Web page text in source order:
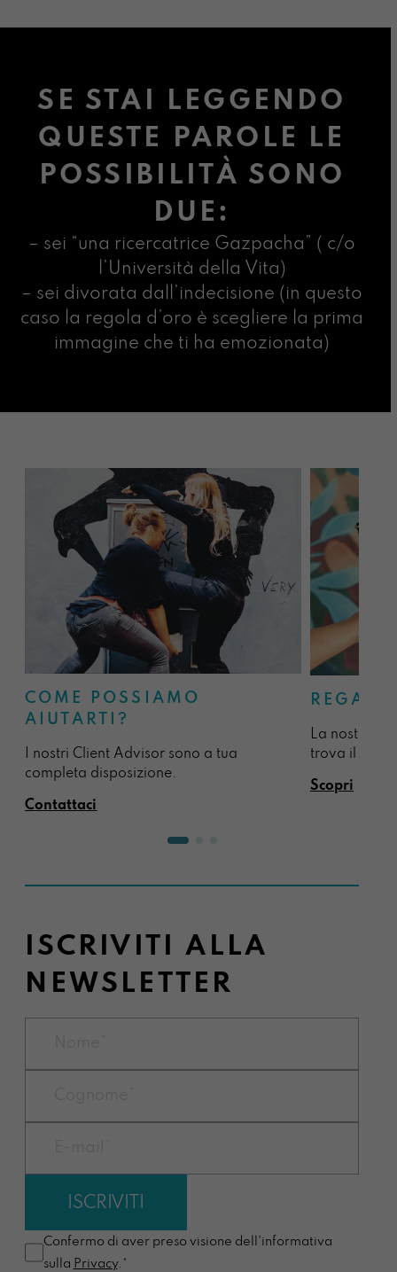
SE STAI LEGGENDO
QUESTE PAROLE LE
POSSIBILITÀ SONO
DUE:
– sei “una ricercatrice Gazpacha” ( c/o
l’Università della Vita)
– sei divorata dall’indecisione (in questo
caso la regola d’oro è scegliere la prima
immagine che ti ha emozionata)
COME POSSIAMO
AIUTARTI?
I nostri Client Advisor sono a tua
completa disposizione.
Contattaci
La nostra
trova il
Scopri
ISCRIVITI ALLA
NEWSLETTER
Confermo di aver preso visione dell'informativa
sulla Privacy.*